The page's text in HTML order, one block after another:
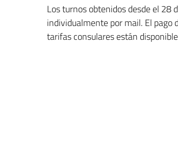
Los turnos obtenidos desde el 28
individualmente por mail. El pago
tarifas consulares están